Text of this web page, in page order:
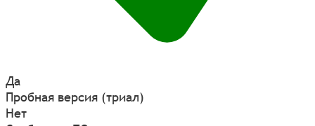
Да
Пробная версия (триал)
Нет